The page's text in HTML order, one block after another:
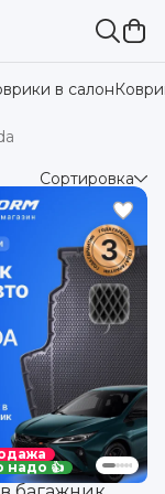
в салон
Сортировка
надо 👍